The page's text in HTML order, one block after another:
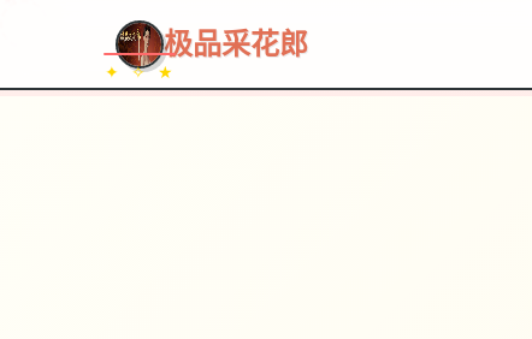
✦ ✧ ★
极品采花郎